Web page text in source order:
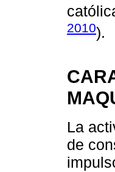
2010).
La
de